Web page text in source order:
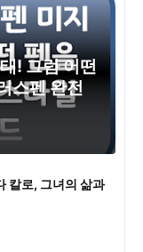
! 그럼 어떤
스펜 완전
칼로, 그녀의 삶과